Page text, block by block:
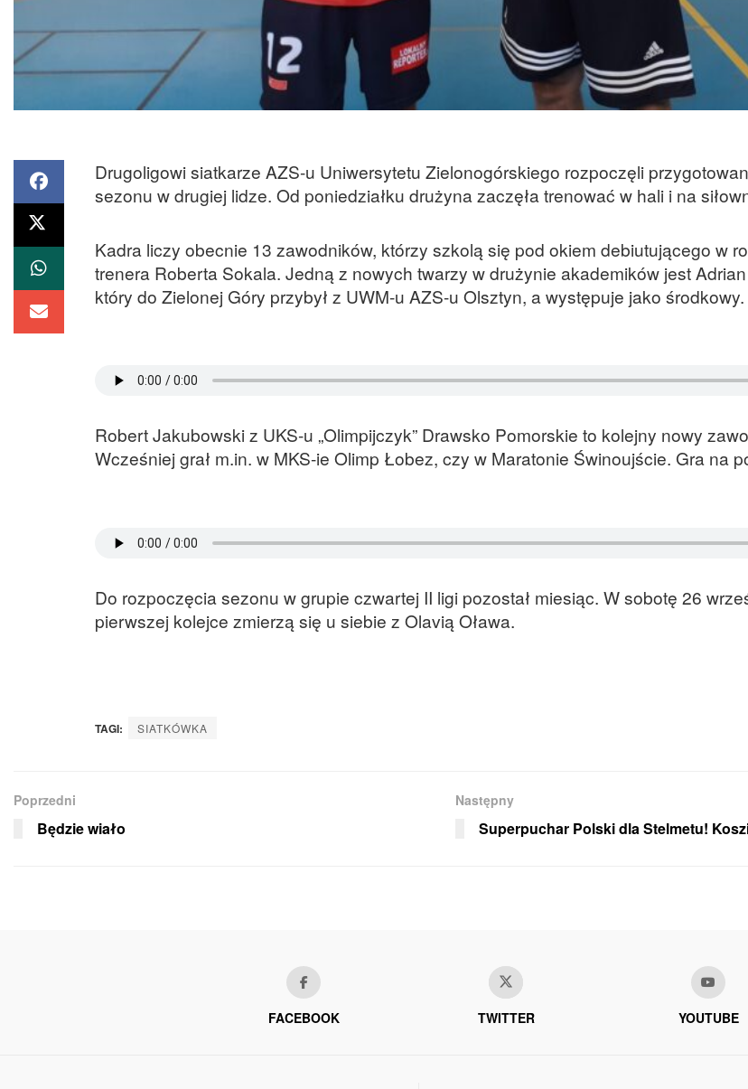
Drugoligowi siatkarze AZS-u Uniwersytetu Zielonogórskiego rozpoczęli
sezonu w drugiej lidze. Od poniedziałku drużyna zaczęła trenować w hali i na
Kadra liczy obecnie 13 zawodników, którzy szkolą się pod okiem debiutującego w
trenera Roberta Sokala. Jedną z nowych twarzy w drużynie akademików jest
który do Zielonej Góry przybył z UWM-u AZS-u Olsztyn, a występuje jako środkowy.
Robert Jakubowski z UKS-u „Olimpijczyk” Drawsko Pomorskie to kolejny nowy
Wcześniej grał m.in. w MKS-ie Olimp Łobez, czy w Maratonie Świnoujście. Gra na
Do rozpoczęcia sezonu w grupie czwartej II ligi pozostał miesiąc. W sobotę 26
pierwszej kolejce zmierzą się u siebie z Olavią Oława.
TAGI: SIATKÓWKA
Poprzedni
Będzie wiało
Następny
Superpuchar Polski dla Stelmetu!
FACEBOOK TWITTER YOUTUBE